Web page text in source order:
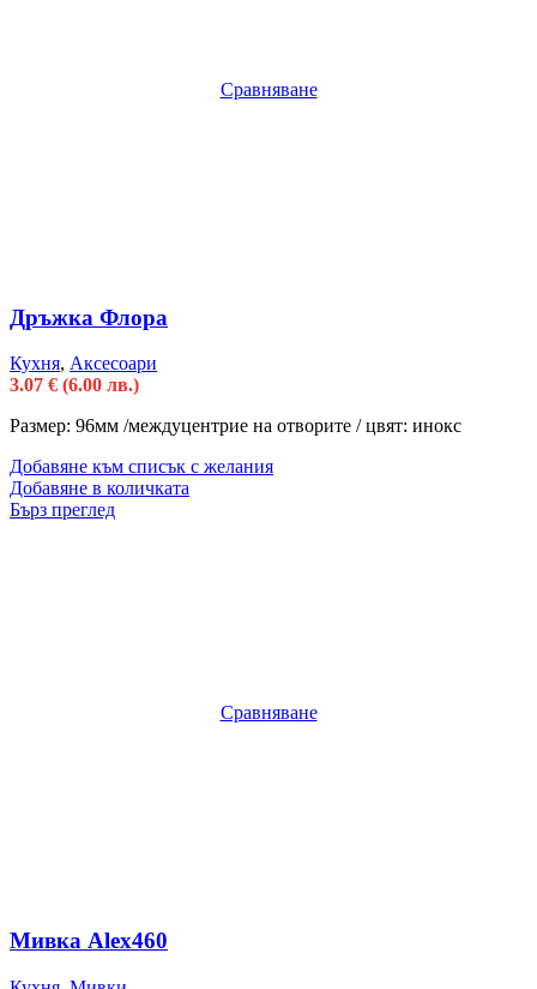
Сравняване
Дръжка Флора
Кухня, Аксесоари
3.07 € (6.00 лв.)
Размер: 96мм /междуцентрие на отворите / цвят: инокс
Добавяне към списък с желания
Добавяне в количката
Бърз преглед
Сравняване
Мивка Alex460